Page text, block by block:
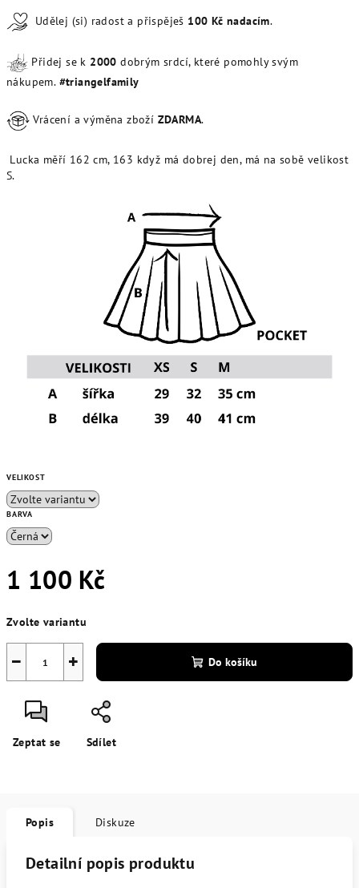
Udělej (si) radost a přispěješ 100 Kč nadacím.
Přidej se k 2000dobrým srdcí, které pomohly svým
nákupem. #triangelfamily
Vrácení a výměna zboží ZDARMA.
Lucka měří 162 cm, 163 když má dobrej den, má na sobě velikost
S.
VELIKOST
BARVA
1 100 Kč
cena:
Zvolte variantu
+
− Do košíku
Zeptat se Sdílet
Popis Diskuze
Detailní popis produktu